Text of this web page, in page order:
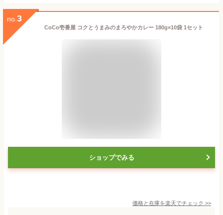
no. 3
CoCo壱番屋 コクとうまみのまろやかカレー 180g×10袋 1セット
ショップでみる
価格と在庫を楽天でチェック >>